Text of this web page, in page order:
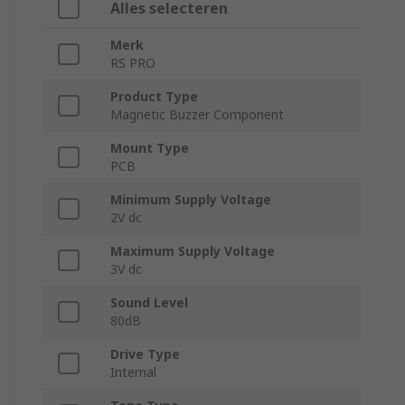
Alles selecteren
Merk
RS PRO
Product Type
Magnetic Buzzer Component
Mount Type
PCB
Minimum Supply Voltage
2V dc
Maximum Supply Voltage
3V dc
Sound Level
80dB
Drive Type
Internal